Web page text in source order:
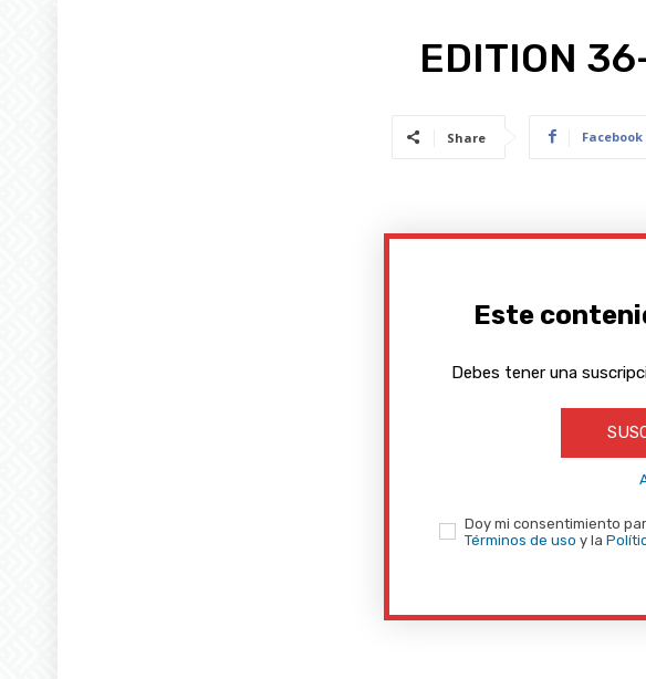
EDITION
Share Facebook
Este
Debes tener una
Doy mi consentimiento
Términos de uso y la